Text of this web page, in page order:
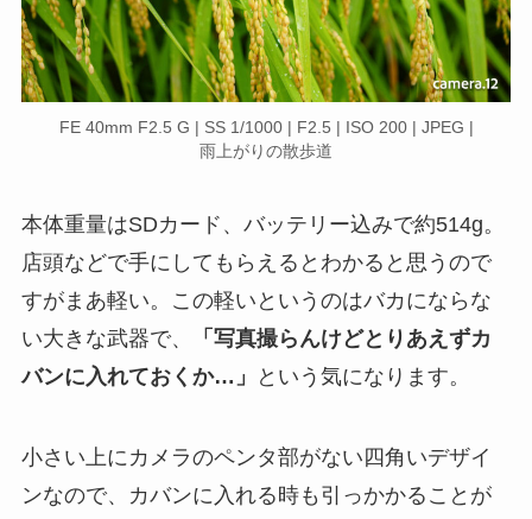
FE 40mm F2.5 G | SS 1/1000 | F2.5 | ISO 200 | JPEG |
雨上がりの散歩道
本体重量はSDカード、バッテリー込みで約514g。
店頭などで手にしてもらえるとわかると思うので
すがまあ軽い。この軽いというのはバカにならな
い大きな武器で、
「写真撮らんけどとりあえずカ
バンに入れておくか…」
という気になります。
小さい上にカメラのペンタ部がない四角いデザイ
ンなので、カバンに入れる時も引っかかることが